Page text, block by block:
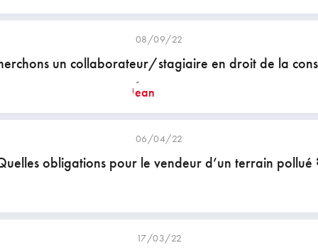
08/09/22
un collaborateur/stagiaire en droit de la
06/04/22
obligations pour le vendeur d’un terrain pollué
17/03/22